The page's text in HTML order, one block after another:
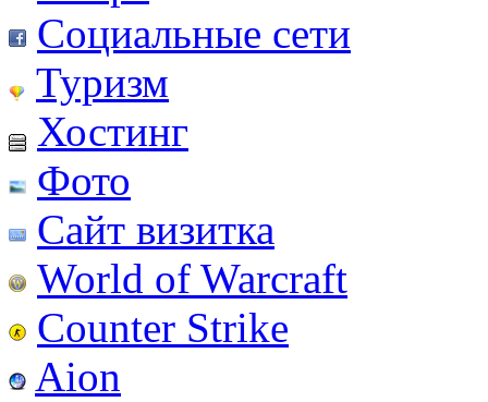
Социальные сети
Туризм
Хостинг
Фото
Сайт визитка
World of Warcraft
Counter Strike
Aion